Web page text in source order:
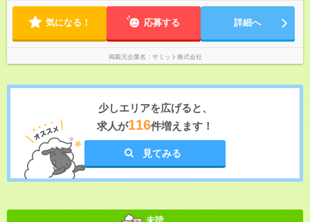
形態、給与は本採用時と同じです。めの深夜勤務はありません。 月平均残業時間20～30h程度
気になる！ 応募する 詳細へ
掲載元企業名 サミット株式会社
少しエリアを広げると、
求人が116件増えます！
見てみる